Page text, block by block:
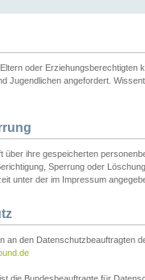
oder Erziehungsberechtigten
Jugendlichen angefordert.
über ihre gespeicherten
Sperrung oder
unter der im Impressum
an den Datenschutzbeauftragten